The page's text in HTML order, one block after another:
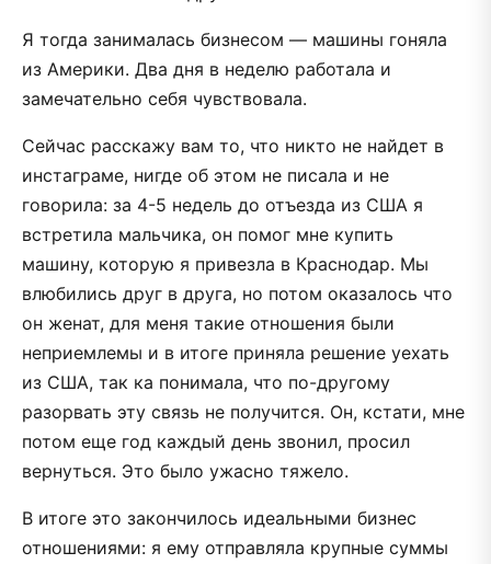
Я тогда занималась бизнесом — машины гоняла
из Америки. Два дня в неделю работала и
замечательно себя чувствовала.
Сейчас расскажу вам то, что никто не найдет в
инстаграме, нигде об этом не писала и не
говорила: за 4-5 недель до отъезда из США я
встретила мальчика, он помог мне купить
машину, которую я привезла в Краснодар. Мы
влюбились друг в друга, но потом оказалось что
он женат, для меня такие отношения были
неприемлемы и в итоге приняла решение уехать
из США, так ка понимала, что по-другому
разорвать эту связь не получится. Он, кстати, мне
потом еще год каждый день звонил, просил
вернуться. Это было ужасно тяжело.
В итоге это закончилось идеальными бизнес
отношениями: я ему отправляла крупные суммы